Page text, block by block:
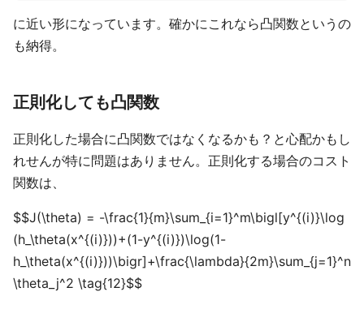
に近い形になっています。確かにこれなら凸関数というの
も納得。
正則化しても凸関数
正則化した場合に凸関数ではなくなるかも？と心配かもし
れせんが特に問題はありません。正則化する場合のコスト
関数は、
$$J(\theta) = -\frac{1}{m}\sum_{i=1}^m\bigl[y^{(i)}\log
(h_\theta(x^{(i)}))+(1-y^{(i)})\log(1-
h_\theta(x^{(i)}))\bigr]+\frac{\lambda}{2m}\sum_{j=1}^n
\theta_j^2 \tag{12}$$